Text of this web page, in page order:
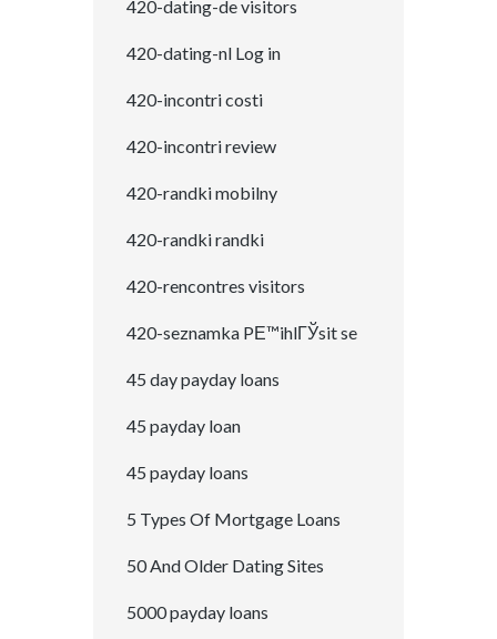
420-dating-de visitors
420-dating-nl Log in
420-incontri costi
420-incontri review
420-randki mobilny
420-randki randki
420-rencontres visitors
420-seznamka PЕ™ihlГЎsit se
45 day payday loans
45 payday loan
45 payday loans
5 Types Of Mortgage Loans
50 And Older Dating Sites
5000 payday loans